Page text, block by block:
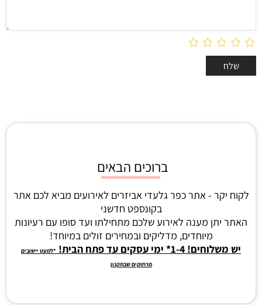
ברוכים הבאים
לקוח יקר - אתר כפר גלעדי אביזרים לאירועים מביא לכם אתר
בקונספט חדשני
האתר יתן מענה לאירוע שלכם מתחילתו ועד סופו עם רעיונות
מיוחדים, מדליקים ובמחירים זולים במיוחד!
יש משלוחים! 1-4* ימי עסקים עד פתח הבית!
*למעט יישובים
מרחוקים שבתקנון